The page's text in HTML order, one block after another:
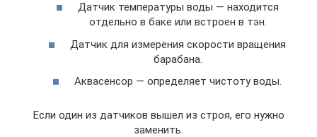
Датчик температуры воды — находится
отдельно в баке или встроен в тэн.
Датчик для измерения скорости вращения
барабана.
Аквасенсор — определяет чистоту воды.
Если один из датчиков вышел из строя, его нужно
заменить.